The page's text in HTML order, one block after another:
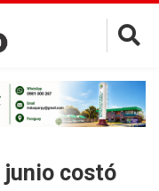
×
junio costó